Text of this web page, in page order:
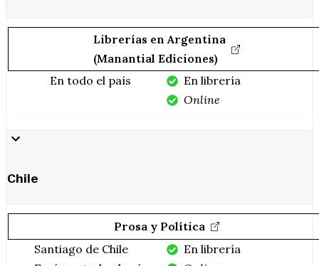
Librerías en Argentina
(Manantial Ediciones)
En todo el país
En librería
Online
Chile
Prosa y Política
Santiago de Chile
En librería